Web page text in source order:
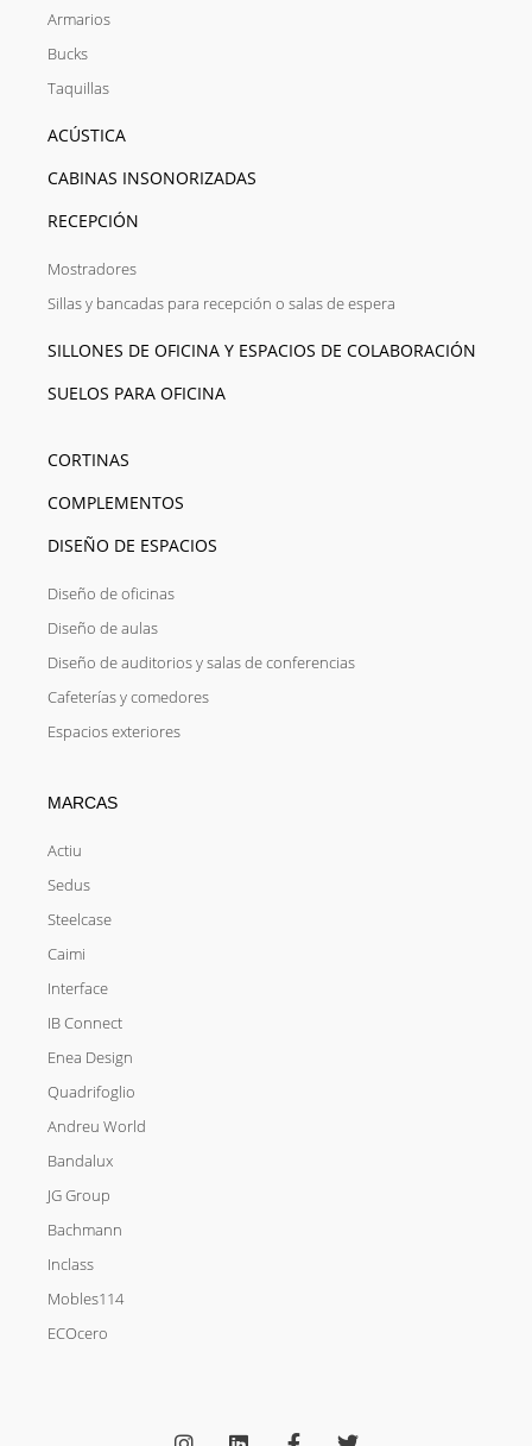
Armarios
Bucks
Taquillas
ACÚSTICA
CABINAS INSONORIZADAS
RECEPCIÓN
Mostradores
Sillas y bancadas para recepción o salas de espera
SILLONES DE OFICINA Y ESPACIOS DE COLABORACIÓN
SUELOS PARA OFICINA
CORTINAS
COMPLEMENTOS
DISEÑO DE ESPACIOS
Diseño de oficinas
Diseño de aulas
Diseño de auditorios y salas de conferencias
Cafeterías y comedores
Espacios exteriores
MARCAS
Actiu
Sedus
Steelcase
Caimi
Interface
IB Connect
Enea Design
Quadrifoglio
Andreu World
Bandalux
JG Group
Bachmann
Inclass
Mobles114
ECOcero
s n c i